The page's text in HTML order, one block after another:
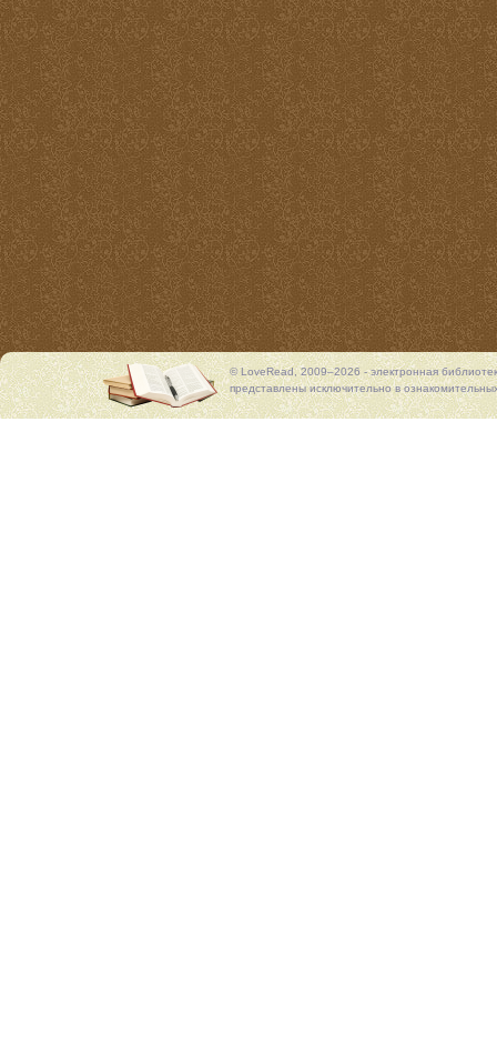
© LoveRead, 2009–2026 - электронная
представлены исключительно в